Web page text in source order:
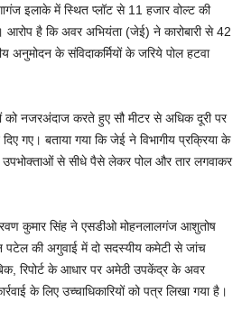
इलाके में स्थित प्लॉट से 11 हजार वोल्ट की
आरोप है कि अवर अभियंता (जेई) ने कारोबारी से 42
अनुमोदन के संविदाकर्मियों के जरिये पोल हटवा
को नजरअंदाज करते हुए सौ मीटर से अधिक दूरी पर
गए। बताया गया कि जेई ने विभागीय प्रक्रिया के
से सीधे पैसे लेकर पोल और तार लगवाकर
कुमार सिंह ने एसडीओ मोहनलालगंज आशुतोष
की अगुवाई में दो सदस्यीय कमेटी से जांच
रिपोर्ट के आधार पर अमेठी उपकेंद्र के अवर
के लिए उच्चाधिकारियों को पत्र लिखा गया है।